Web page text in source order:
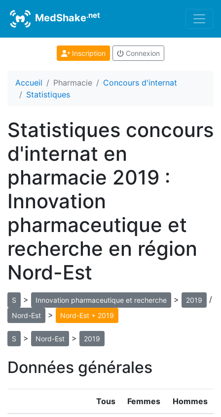
MedShake.net
Inscription Connexion
Accueil Pharmacie
Concours d'internat
Statistiques
Statistiques concours
d'internat en
pharmacie 2019 :
Innovation
pharmaceutique et
recherche en région
Nord-Est
S > Innovation pharmaceutique et recherche > 2019 /
Nord-Est > Nord-Est + 2019
S > Nord-Est > 2019
Données générales
Tous Femmes Hommes